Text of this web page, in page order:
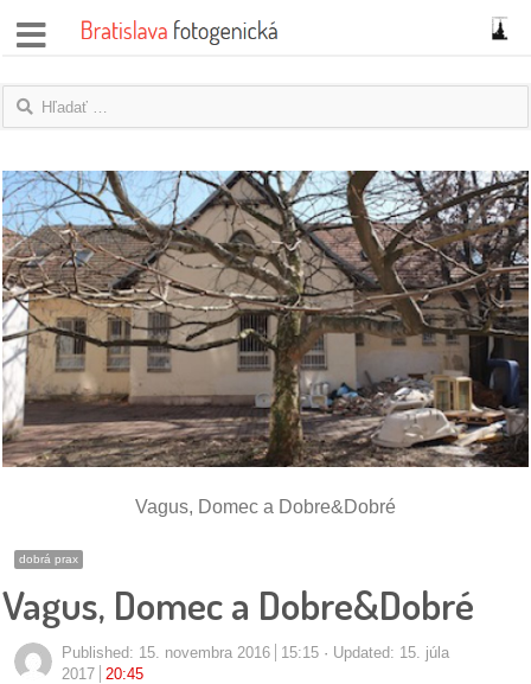
správy
názory
|
blogy
rozhovory
fotky
protesty
Historický
kalendár
Vagus, Domec a Dobre&Dobré
dobrá prax
Vagus, Domec a Dobre&Dobré
Published: 15. novembra 2016 15:15
Updated: 15. júla
2017
20:45